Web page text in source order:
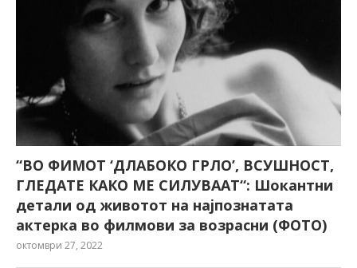
“ВО ФИМОТ ‘ДЛАБОКО ГРЛО’, ВСУШНОСТ,
ГЛЕДАТЕ КАКО МЕ СИЛУВААТ“: Шокантни
детали од животот на најпознатата
актерка во филмови за возрасни (ФОТО)
октомври 27, 2022